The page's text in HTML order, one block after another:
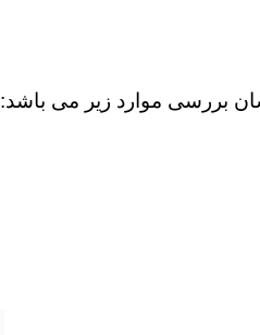
بررسی موارد زیر می باشد: